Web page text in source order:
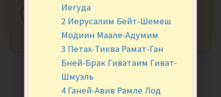
+
Иегуда
2 Иерусалим Бейт-Шемеш
Модиин Маале-Адумим
3 Петах-Тиква Рамат-Ган
Бней-Брак Гиватаим Гиват-
Шмуэль
4 Ганей-Авив Рамле Лод